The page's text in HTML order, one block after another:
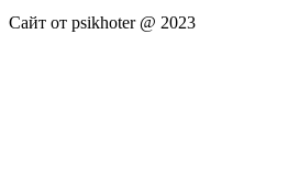
Сайт от psikhoter @ 2023